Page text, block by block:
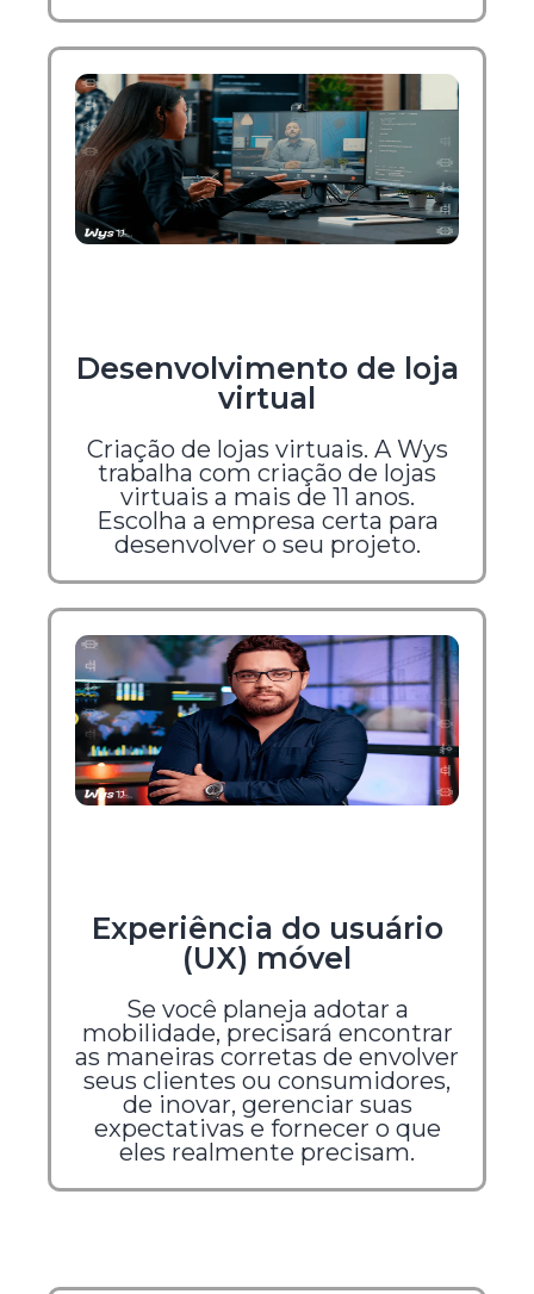
Desenvolvimento de loja
virtual
Criação de lojas virtuais. A Wys
trabalha com criação de lojas
virtuais a mais de 11 anos.
Escolha a empresa certa para
desenvolver o seu projeto.
Experiência do usuário
(UX) móvel
Se você planeja adotar a
mobilidade, precisará encontrar
as maneiras corretas de envolver
seus clientes ou consumidores,
de inovar, gerenciar suas
expectativas e fornecer o que
eles realmente precisam.